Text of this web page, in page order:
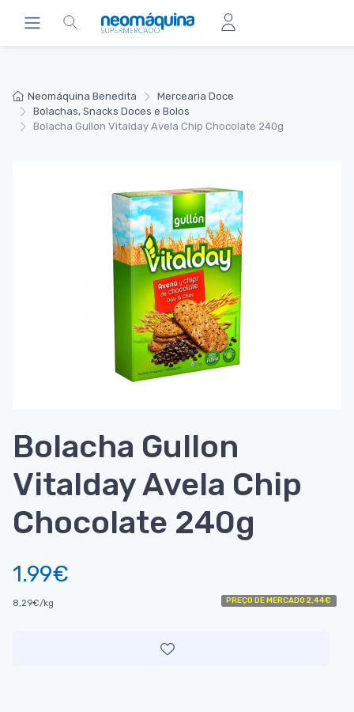
Neomáquina Benedita
Mercearia Doce
Bolachas, Snacks Doces e Bolos
Bolacha Gullon Vitalday Avela Chip Chocolate 240g
Bolacha Gullon
Vitalday Avela Chip
Chocolate 240g
1.99€
8,29€/kg PREÇO DE MERCADO 2,44€